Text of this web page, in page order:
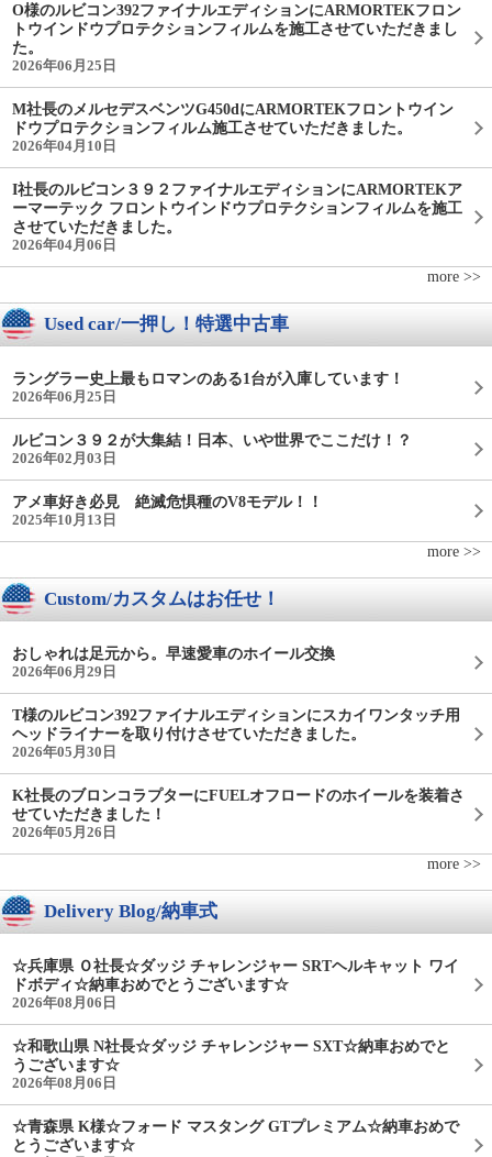
O様のルビコン392ファイナルエディションにARMORTEKフロン
トウインドウプロテクションフィルムを施工させていただきまし
た。
2026年06月25日
M社長のメルセデスベンツG450dにARMORTEKフロントウイン
ドウプロテクションフィルム施工させていただきました。
2026年04月10日
I社長のルビコン３９２ファイナルエディションにARMORTEKア
ーマーテック フロントウインドウプロテクションフィルムを施工
させていただきました。
2026年04月06日
more >>
Used car/一押し！特選中古車
ラングラー史上最もロマンのある1台が入庫しています！
2026年06月25日
ルビコン３９２が大集結！日本、いや世界でここだけ！？
2026年02月03日
アメ車好き必見 絶滅危惧種のV8モデル！！
2025年10月13日
more >>
Custom/カスタムはお任せ！
おしゃれは足元から。早速愛車のホイール交換
2026年06月29日
T様のルビコン392ファイナルエディションにスカイワンタッチ用
ヘッドライナーを取り付けさせていただきました。
2026年05月30日
K社長のブロンコラプターにFUELオフロードのホイールを装着さ
せていただきました！
2026年05月26日
more >>
Delivery Blog/納車式
☆兵庫県 Ｏ社長☆ダッジ チャレンジャー SRTヘルキャット ワイ
ドボディ☆納車おめでとうございます☆
2026年08月06日
☆和歌山県 N社長☆ダッジ チャレンジャー SXT☆納車おめでと
うございます☆
2026年08月06日
☆青森県 K様☆フォード マスタング GTプレミアム☆納車おめで
とうございます☆